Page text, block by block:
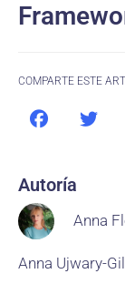
COMPARTE ESTE
Autoría
Anna
Anna Ujwary-Gil